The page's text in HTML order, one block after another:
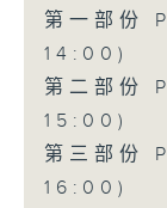
第一部份
14:00)
第二部份
15:00)
第三部份
16:00)